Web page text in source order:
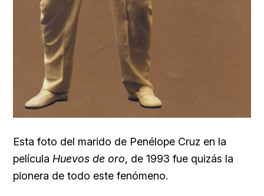
Esta foto del marido de Penélope Cruz en la
película Huevos de oro, de 1993 fue quizás la
pionera de todo este fenómeno.